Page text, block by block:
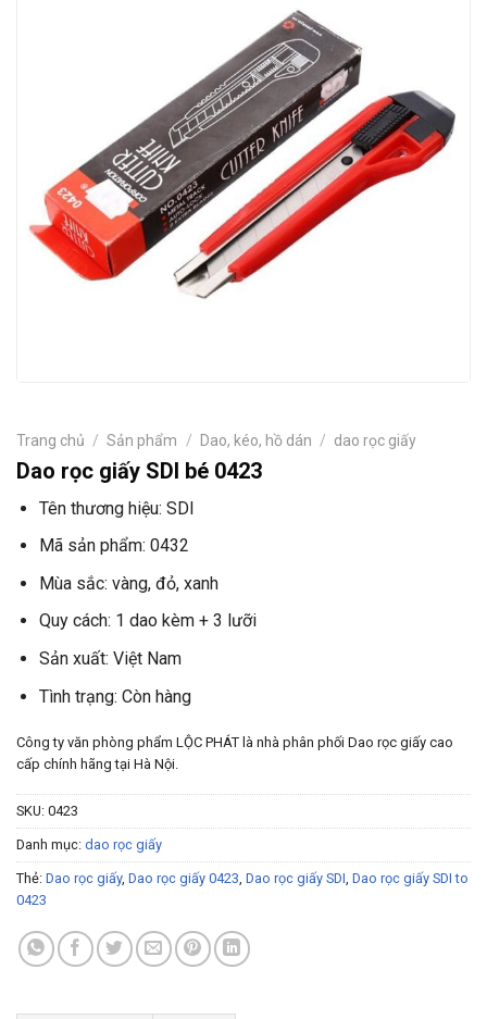
Trang chủ / Sản phẩm / Dao, kéo, hồ dán / dao rọc giấy
Dao rọc giấy SDI bé 0423
Tên thương hiệu: SDI
Mã sản phẩm: 0432
Mùa sắc: vàng, đỏ, xanh
Quy cách: 1 dao kèm + 3 lưỡi
Sản xuất: Việt Nam
Tình trạng: Còn hàng
Công ty văn phòng phẩm LỘC PHÁT là nhà phân phối Dao rọc giấy cao
cấp chính hãng tại Hà Nội.
SKU: 0423
Danh mục: dao rọc giấy
Thẻ: Dao rọc giấy, Dao rọc giấy 0423, Dao rọc giấy SDI, Dao rọc giấy SDI to
0423